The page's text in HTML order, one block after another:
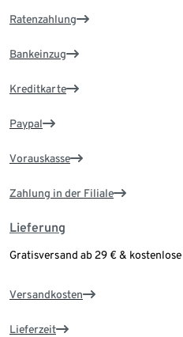
Ratenzahlung
Bankeinzug
Kreditkarte
Paypal
Vorauskasse
Zahlung in der Filiale
Lieferung
Gratisversand ab 29 € &
Versandkosten
Lieferzeit